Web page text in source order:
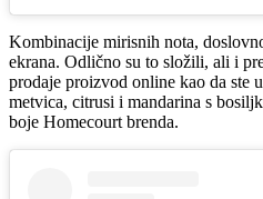
Kombinacije mirisnih nota,
ekrana. Odlično su to složili, ali i
prodaje proizvod online kao da ste
metvica, citrusi i mandarina s
boje Homecourt brenda.